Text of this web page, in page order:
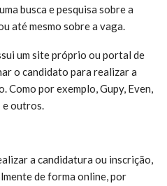
busca e pesquisa sobre a
até mesmo sobre a vaga.
um site próprio ou portal de
o candidato para realizar a
Como por exemplo, Gupy, Even,
e outros.
a candidatura ou inscrição,
de forma online, por